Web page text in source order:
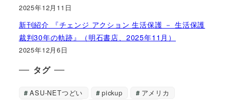
2025年12月11日
新刊紹介 『チェンジ アクション 生活保護 － 生活保護
裁判30年の軌跡』（明石書店、2025年11月）
2025年12月6日
タグ
ASU-NETつどい pickup
アメリカ